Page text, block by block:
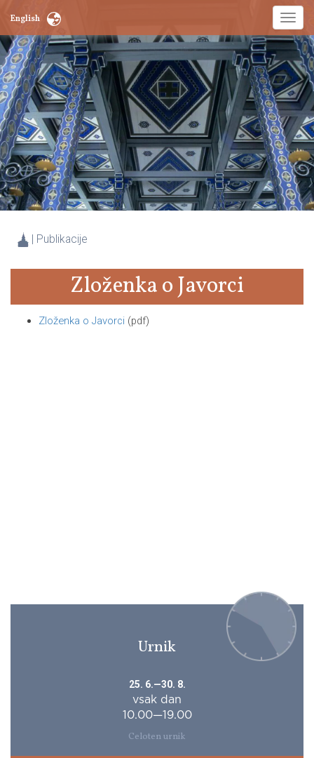
Toggle
English
Publikacije
Zloženka o Javorci
Zloženka o Javorci (pdf)
Urnik
25. 6.—30. 8.
vsak dan
10.00—19.00
Celoten urnik